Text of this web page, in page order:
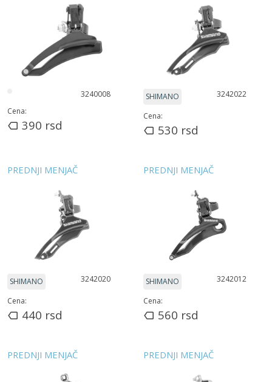
3240008
Cena:
390 rsd
SHIMANO 3242022
Cena:
530 rsd
PREDNJI MENJAČ
SHIMANO 3242020
Cena:
440 rsd
PREDNJI MENJAČ
SHIMANO 3242012
Cena:
560 rsd
PREDNJI MENJAČ PREDNJI MENJAČ